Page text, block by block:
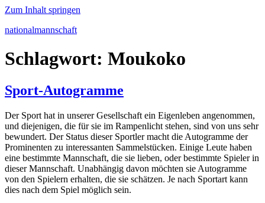
Zum Inhalt springen
nationalmannschaft
Schlagwort: Moukoko
Sport-Autogramme
Der Sport hat in unserer Gesellschaft ein Eigenleben angenommen,
und diejenigen, die für sie im Rampenlicht stehen, sind von uns sehr
bewundert. Der Status dieser Sportler macht die Autogramme der
Prominenten zu interessanten Sammelstücken. Einige Leute haben
eine bestimmte Mannschaft, die sie lieben, oder bestimmte Spieler in
dieser Mannschaft. Unabhängig davon möchten sie Autogramme
von den Spielern erhalten, die sie schätzen. Je nach Sportart kann
dies nach dem Spiel möglich sein.